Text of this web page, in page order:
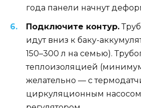
года панели начнут
Подключите контур.
идут вниз к баку-
150–300 л на семью).
теплоизоляцией
желательно — с
циркуляционным насосом